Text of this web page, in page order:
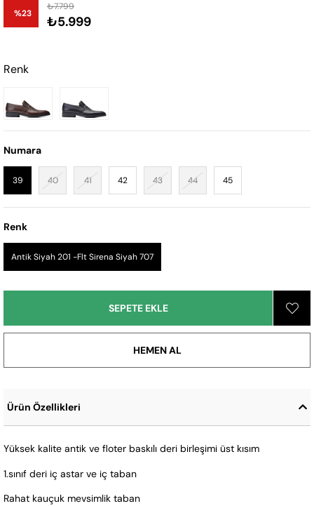
%23
İndirim
₺7.799
₺5.999
Renk
Numara
39 40 41 42 43 44 45
Renk
Antik Siyah 201 -Flt Sirena Siyah 707
Ürün Özellikleri
Yüksek kalite antik ve floter baskılı deri birleşimi üst kısım
1.sınıf deri iç astar ve iç taban
Rahat kauçuk mevsimlik taban